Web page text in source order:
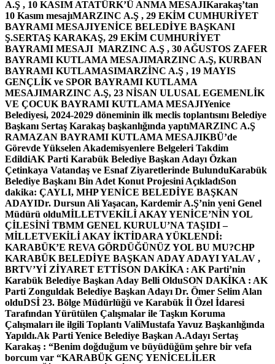
A.Ş , 10 KASIM ATATÜRK’Ü ANMA MESAJIKarakaş’tan
10 Kasım mesajıMARZINC A.Ş , 29 EKİM CUMHURİYET
BAYRAMI MESAJIYENİCE BELEDİYE BAŞKANI
Ş.SERTAŞ KARAKAŞ, 29 EKİM CUMHURİYET
BAYRAMI MESAJI MARZINC A.Ş , 30 AĞUSTOS ZAFER
BAYRAMI KUTLAMA MESAJIMARZINC A.Ş, KURBAN
BAYRAMI KUTLAMASIMARZİNC A.Ş , 19 MAYIS
GENÇLİK ve SPOR BAYRAMI KUTLAMA
MESAJIMARZINC A.Ş, 23 NİSAN ULUSAL EGEMENLİK
VE ÇOCUK BAYRAMI KUTLAMA MESAJIYenice
Belediyesi, 2024-2029 döneminin ilk meclis toplantısını Belediye
Başkanı Sertaş Karakaş başkanlığında yaptıMARZINC A.Ş
RAMAZAN BAYRAMI KUTLAMA MESAJIKBÜ’de
Görevde Yükselen Akademisyenlere Belgeleri Takdim
EdildiAK Parti Karabük Belediye Başkan Adayı Özkan
Çetinkaya Vatandaş ve Esnaf Ziyaretlerinde BulunduKarabük
Belediye Başkanı Bin Adet Konut Projesini AçıkladıSon
dakika: ÇAYLI, MHP YENİCE BELEDİYE BAŞKAN
ADAYIDr. Dursun Ali Yaşacan, Kardemir A.Ş’nin yeni Genel
Müdürü olduMİLLETVEKİLİ AKAY YENİCE’NİN YOL
ÇİLESİNİ TBMM GENEL KURULU’NA TAŞIDI –
MİLLETVEKİLİ AKAY İKTİDARA YÜKLENDİ:
KARABÜK’E REVA GÖRDÜĞÜNÜZ YOL BU MU?CHP
KARABÜK BELEDİYE BAŞKAN ADAY ADAYI YALAV ,
BRTV’Yİ ZİYARET ETTİSON DAKİKA : AK Parti’nin
Karabük Belediye Başkan Aday Belli OlduSON DAKİKA : AK
Parti Zonguldak Belediye Başkan Adayı Dr. Ömer Selim Alan
olduDSİ 23. Bölge Müdürlüğü ve Karabük İl Özel İdaresi
Tarafından Yürütülen Çalışmalar ile Taşkın Koruma
Çalışmaları ile ilgili Toplantı ValiMustafa Yavuz Başkanlığında
Yapıldı.Ak Parti Yenice Belediye Başkan A.Adayı Sertaş
Karakaş : “Benim doğduğum ve büyüdüğüm şehre bir vefa
borcum var “KARABÜK GENÇ YENİCELİLER